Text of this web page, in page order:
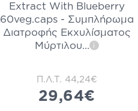
Extract With Blueberry
60veg.caps - Συμπλήρωμα
Διατροφής Εκχυλίσματος
Μύρτιλου... i
Π.Λ.Τ. 44,24€
29,64€